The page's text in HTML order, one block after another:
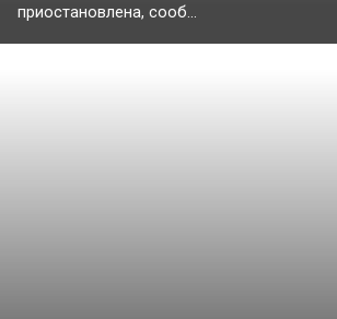
приостановлена, сооб...